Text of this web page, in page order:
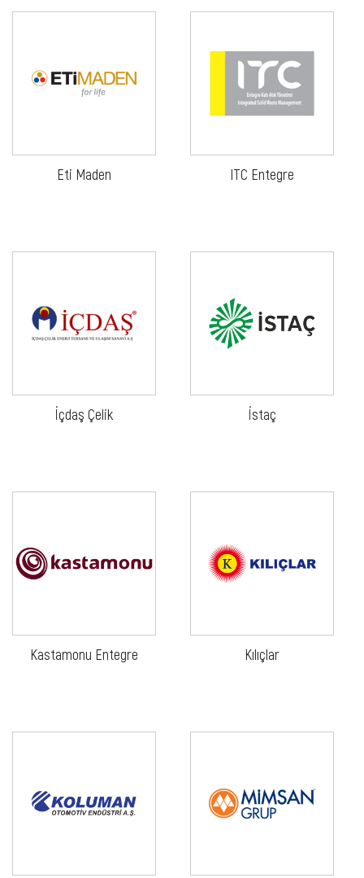
Eti Maden ITC Entegre
İçdaş Çelik İstaç
Kastamonu Entegre Kılıçlar